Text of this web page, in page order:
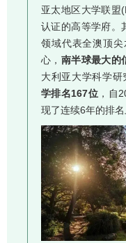
亚太地区大学联盟
认证的高等学府。
领域代表全澳顶
心， 南半球最大的
大利亚大学科学研
学排名167位 ，自
现了连续6年的排名